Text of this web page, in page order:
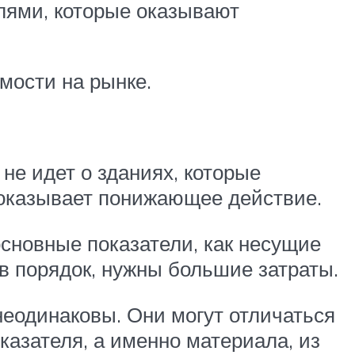
которые оказывают
на рынке.
идет о зданиях, которые
понижающее действие.
показатели, как несущие
порядок, нужны большие затраты.
Они могут отличаться
а именно материала, из